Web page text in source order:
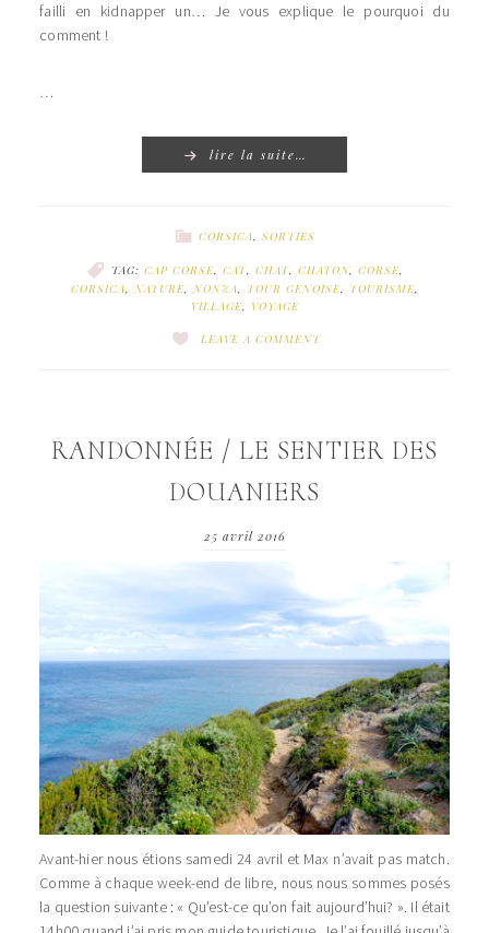
failli en kidnapper un… Je vous explique le pourquoi du
comment !
…
lire la suite…
CORSICA, SORTIES
TAG: CAP CORSE, CAT, CHAT, CHATON, CORSE,
CORSICA,NATURE,NONZA, TOUR GENOISE, TOURISME,
VILLAGE, VOYAGE
LEAVE A COMMENT
RANDONNÉE / LE SENTIER DES
DOUANIERS
25 avril 2016
Avant-hier nous étions samedi 24 avril et Max n’avait pas match.
Comme à chaque week-end de libre, nous nous sommes posés
la question suivante : « Qu’est-ce qu’on fait aujourd’hui? ». Il était